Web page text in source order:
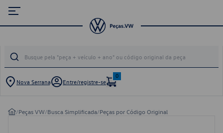
Nova Serrana Entre/registre-se
0
/Peças VW/Busca Simplificada/Peças por Código Original